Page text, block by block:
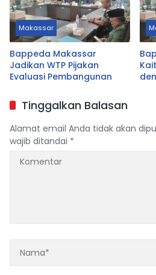
Makassar
Bappeda Makassar
Jadikan WTP Pijakan
Evaluasi Pembangunan
Tinggalkan Balasan
Alamat email Anda tidak akan
wajib ditandai *